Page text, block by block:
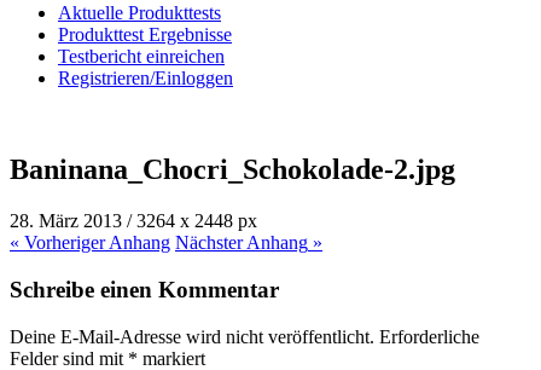
Aktuelle Produkttests
Produkttest Ergebnisse
Testbericht einreichen
Registrieren/Einloggen
Baninana_Chocri_Schokolade-2.jpg
28. März 2013 /3264 x 2448 px
« VorherigerAnhang NächsterAnhang »
Schreibe einen Kommentar
Deine E-Mail-Adresse wird nicht veröffentlicht. Erforderliche
Felder sind mit * markiert